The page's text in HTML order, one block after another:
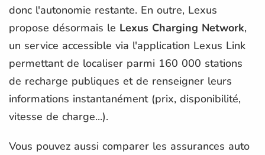
donc l'autonomie restante. En outre, Lexus
propose désormais le Lexus Charging Network,
un service accessible via l'application Lexus Link
permettant de localiser parmi 160 000 stations
de recharge publiques et de renseigner leurs
informations instantanément (prix, disponibilité,
vitesse de charge...).
Vous pouvez aussi comparer les assurances auto